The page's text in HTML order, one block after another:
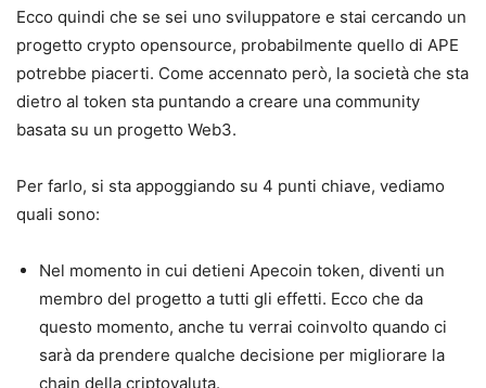
Ecco quindi che se sei uno sviluppatore e stai cercando un
progetto crypto opensource, probabilmente quello di APE
potrebbe piacerti. Come accennato però, la società che sta
dietro al token sta puntando a creare una community
basata su un progetto Web3.
Per farlo, si sta appoggiando su 4 punti chiave, vediamo
quali sono:
Nel momento in cui detieni Apecoin token, diventi un
membro del progetto a tutti gli effetti. Ecco che da
questo momento, anche tu verrai coinvolto quando ci
sarà da prendere qualche decisione per migliorare la
chain della criptovaluta.